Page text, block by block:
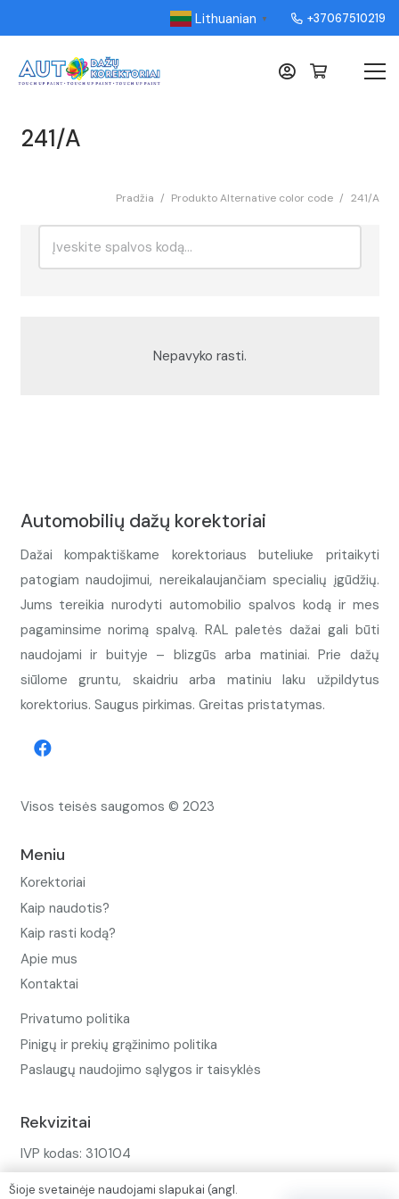
Lithuanian ▼ +37067510219
241/A
Pradžia / Produkto Alternative color code / 241/A
Nepavyko rasti.
Automobilių dažų korektoriai
Dažai kompaktiškame korektoriaus buteliuke pritaikyti
patogiam naudojimui, nereikalaujančiam specialių įgūdžių.
Jums tereikia nurodyti automobilio spalvos kodą ir mes
pagaminsime norimą spalvą. RAL paletės dažai gali būti
naudojami ir buityje – blizgūs arba matiniai. Prie dažų
siūlome gruntu, skaidriu arba matiniu laku užpildytus
korektorius. Saugus pirkimas. Greitas pristatymas.
Visos teisės saugomos © 2023
Meniu
Korektoriai
Kaip naudotis?
Kaip rasti kodą?
Apie mus
Kontaktai
Privatumo politika
Pinigų ir prekių grąžinimo politika
Paslaugų naudojimo sąlygos ir taisyklės
Rekvizitai
IVP kodas: 310104
Šioje svetainėje naudojami slapukai (angl.